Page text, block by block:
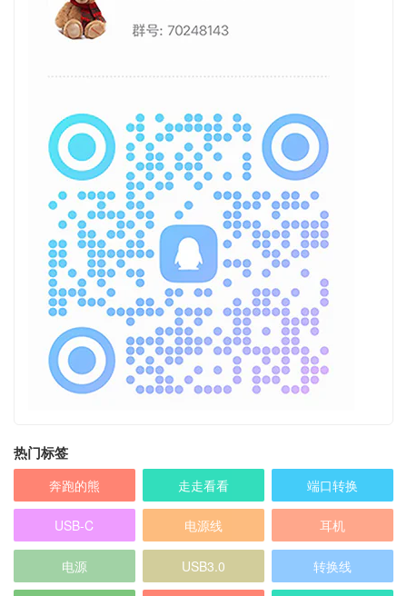
热门标签
奔跑的熊 走走看看 端口转换
USB-C 电源线 耳机
电源 USB3.0 转换线